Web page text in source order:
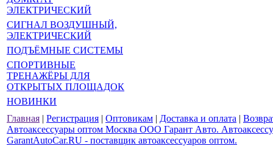
ЭЛЕКТРИЧЕСКИЙ
СИГНАЛ ВОЗДУШНЫЙ,
ЭЛЕКТРИЧЕСКИЙ
ПОДЪЁМНЫЕ СИСТЕМЫ
СПОРТИВНЫЕ
ТРЕНАЖЁРЫ ДЛЯ
ОТКРЫТЫХ ПЛОЩАДОК
НОВИНКИ
Главная | Регистрация | Оптовикам | Доставка и оплата |
Автоаксессуары оптом Москва ООО Гарант Авто.
GarantAutoCar.RU - поставщик автоаксессуаров оптом.